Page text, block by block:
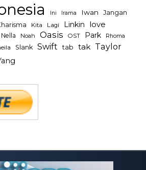
Ini Irama Iwan Jangan
Kita Lagi Linkin love
Nella Noah Oasis OST Park Rhoma
Slank Swift tab tak Taylor